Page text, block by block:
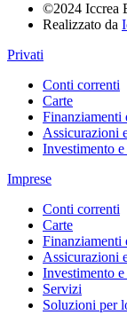
©2024 Iccrea
Realizzato da
Privati
Conti correnti
Carte
Finanziamenti
Assicurazioni
Investimento
Imprese
Conti correnti
Carte
Finanziamenti
Assicurazioni
Investimento
Servizi
Soluzioni per